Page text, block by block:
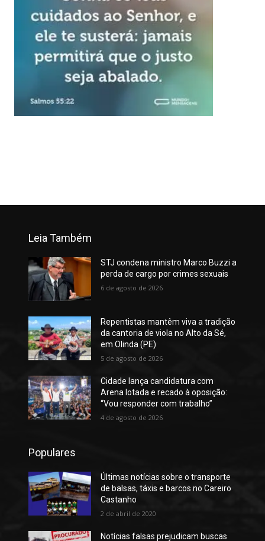
Leia Também
STJ condena ministro Marco Buzzi a
perda de cargo por crimes sexuais
6 de agosto de 2026
Repentistas mantêm viva a tradição
da cantoria de viola no Alto da Sé,
em Olinda (PE)
5 de agosto de 2026
Cidade lança candidatura com
Arena lotada e recado à oposição:
“Vou responder com trabalho”
4 de agosto de 2026
Populares
Últimas notícias sobre o transporte
de balsas, táxis e barcos no Careiro
Castanho
2 de abril de 2020
Notícias falsas prejudicam buscas